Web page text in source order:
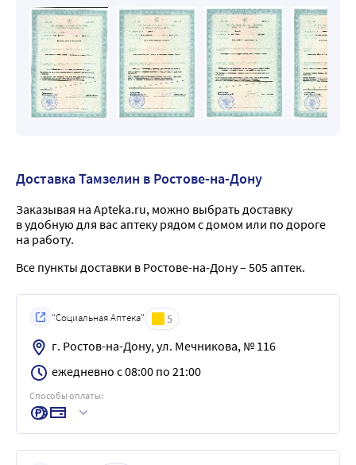
Доставка Тамзелин в Ростове-на-Дону
Заказывая на Apteka.ru, можно выбрать доставку
в удобную для вас аптеку рядом с домом или по дороге
на работу.
Все пункты доставки в Ростове-на-Дону – 505 аптек.
"Социальная Аптека" 5
г. Ростов-на-Дону, ул. Мечникова, № 116
ежедневно с 08:00 по 21:00
Способы оплаты: